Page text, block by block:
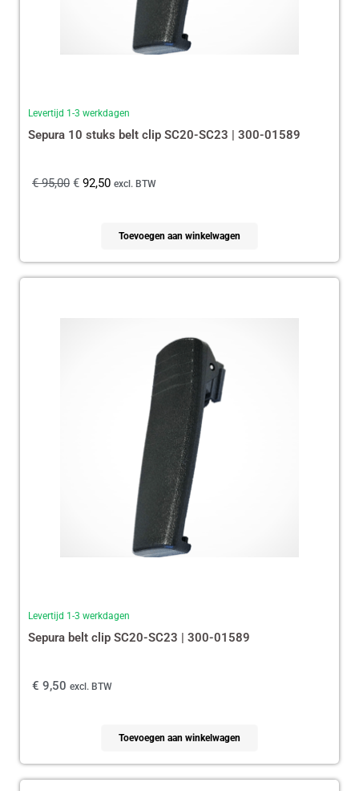
Levertijd 1-3 werkdagen
Sepura 10 stuks belt clip SC20-SC23 | 300-01589
€95,00 € 92,50 excl. BTW
Toevoegen aan winkelwagen
Levertijd 1-3 werkdagen
Sepura belt clip SC20-SC23 | 300-01589
€ 9,50 excl. BTW
Toevoegen aan winkelwagen